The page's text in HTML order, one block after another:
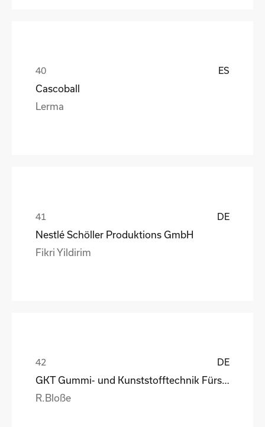
ES
Cascoball
Lerma
DE
Nestlé Schöller Produktions GmbH
Fikri Yildirim
DE
R.Bloße